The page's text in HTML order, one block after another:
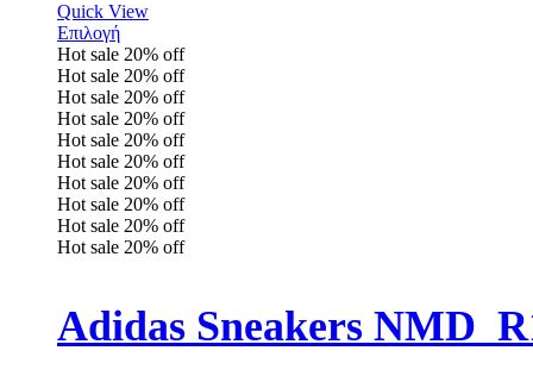
Quick View
Επιλογή
Hot sale 20% off
Hot sale 20% off
Hot sale 20% off
Hot sale 20% off
Hot sale 20% off
Hot sale 20% off
Hot sale 20% off
Hot sale 20% off
Hot sale 20% off
Hot sale 20% off
Adidas Sneakers